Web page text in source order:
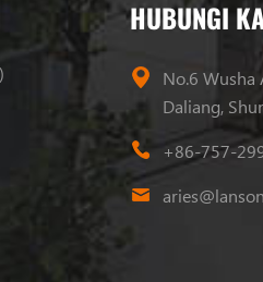
HUBUNGI
No.6 Wusha
Daliang,
+86-757-